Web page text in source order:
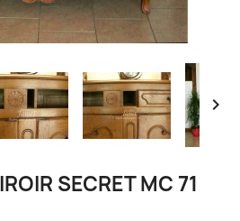

SECRET MC 71